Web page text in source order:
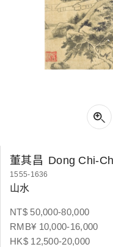
董其昌 Dong Chi-
1555-1636
山水
NT$ 50,000-80,000
RMB¥ 10,000-16,000
HK$ 12,500-20,000